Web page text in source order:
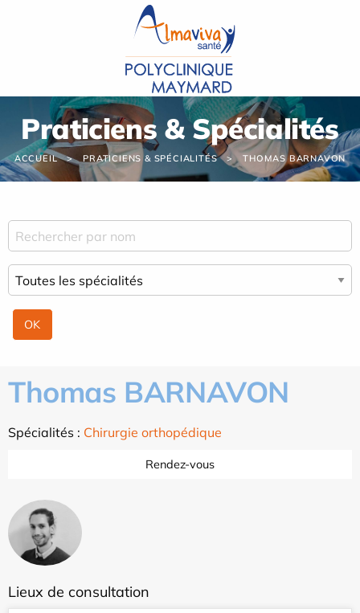
Praticiens & Spécialités
ACCUEIL PRATICIENS & SPÉCIALITÉS THOMAS BARNAVON
Thomas BARNAVON
Spécialités : Chirurgie orthopédique
Rendez-vous
Lieux de consultation
Panneau de gestion des cookies